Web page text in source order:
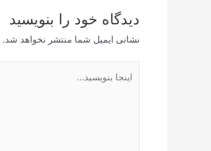
دیدگاه‌ خود را بنویسید
نشانی ایمیل شما منتشر نخواهد شد.
بنویسید…